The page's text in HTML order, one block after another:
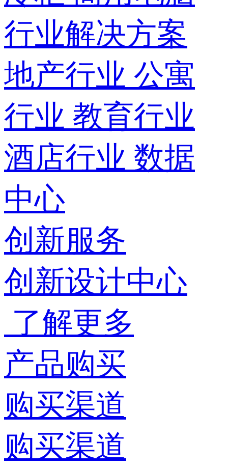
行业解决方案
地产行业 公寓
行业 教育行业
酒店行业 数据
中心
创新服务
创新设计中心
了解更多
产品购买
购买渠道
购买渠道